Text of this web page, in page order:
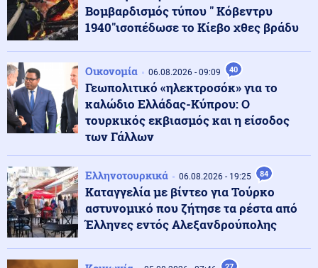
Mike: Τροχαίο ατύχημα για τον ράπερ, η ανάρτησή του
Κόσμος 06.08.2026 - 21:55
Χανιά: Ερωτήματα για 75χρονη που έφυγε από το
αστυνομικό τμήμα και αργότερα βρέθηκε νεκρή σε
χωράφι
μέσω καύσωνα
Οικονομία 06.08.2026 - 21:50
Συντάξεις Σεπτεμβρίου 2026: Πότε οι πληρωμές –
Ημερομηνίες ανά ταμείο
Βομβαρδισμός τύπου " Κόβεντρυ
1940"ισοπέδωσε το Κίεβο χθες βράδυ
Οικονομία 06.08.2026 - 09:09 40
Γεωπολιτικό «ηλεκτροσόκ» για το
καλώδιο Ελλάδας-Κύπρου: Ο
τουρκικός εκβιασμός και η είσοδος
των Γάλλων
Ελληνοτουρκικά 06.08.2026 - 19:25 84
Καταγγελία με βίντεο για Τούρκο
αστυνομικό που ζήτησε τα ρέστα από
Έλληνες εντός Αλεξανδρούπολης